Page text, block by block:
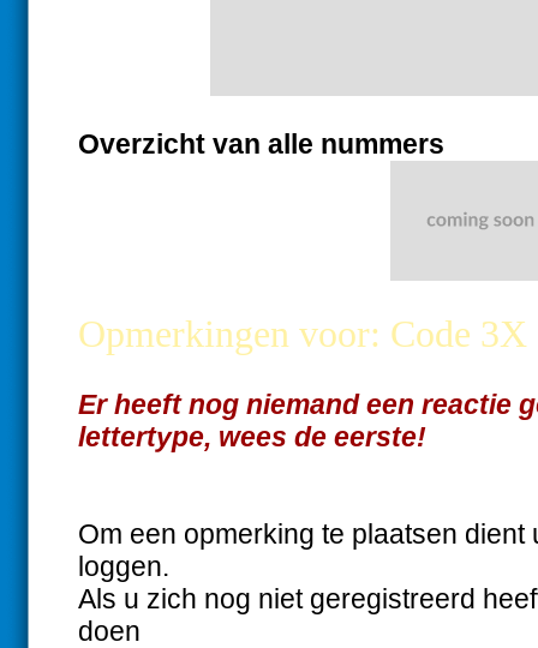
Overzicht van alle nummers
Opmerkingen voor: Code 3X
Er heeft nog niemand een reactie
lettertype, wees de eerste!
Om een opmerking te plaatsen
loggen.
Als u zich nog niet geregistreerd
doen